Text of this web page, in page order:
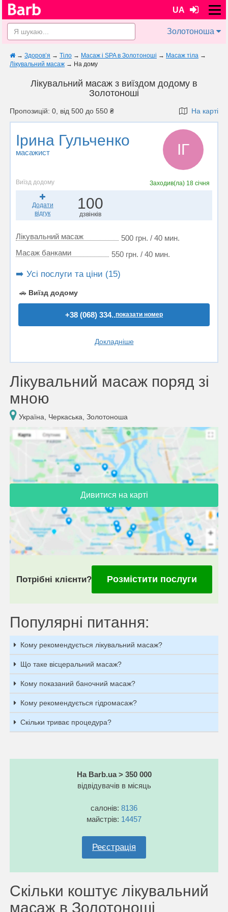
UA
Золотоноша
→ Здоров’я → Тіло → Масаж і SPA в Золотоноші → Масаж тіла →
Лікувальний масаж → На дому
Лікувальний масаж з виїздом додому в
Золотоноші
Пропозицій: 0, від 500 до 550 ₴ На карті
Ірина Гульченко
масажист ІГ
Виїзд додому Заходив(ла) 18 січня
Додати
відгук
100
дзвінків
Лікувальний масаж
500 грн. / 40 мин.
Масаж банками
550 грн. / 40 мин.
➡️ Усі послуги та ціни (15)
🚗 Виїзд додому
+38 (068) 334..показати номер
Докладніше
Лікувальний масаж поряд зі
мною
Україна, Черкаська, Золотоноша
Дивитися на карті
Потрібні клієнти? Розмістити послуги
Популярні питання:
Кому рекомендується лікувальний масаж?
Що таке вісцеральний масаж?
Кому показаний баночний масаж?
Кому рекомендується гідромасаж?
Скільки триває процедура?
На Barb.ua > 350 000
відвідувачів в місяць
салонів: 8136
майстрів: 14457
Реєстрація
Скільки коштує лікувальний
масаж в Золотоноші